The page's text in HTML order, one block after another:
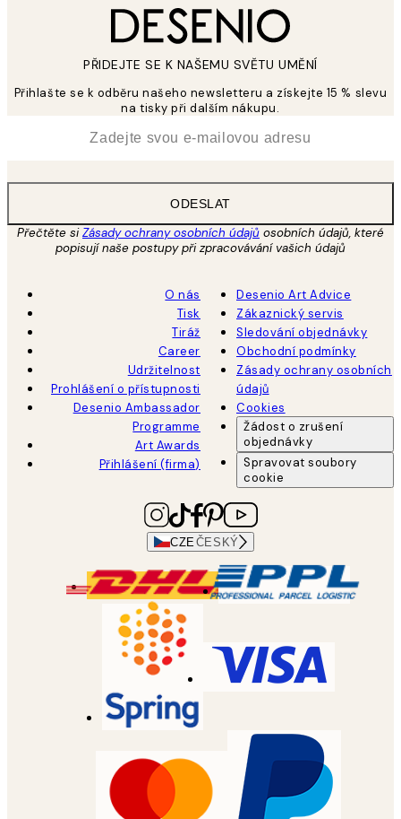
PŘIDEJTE SE K NAŠEMU SVĚTU UMĚNÍ
Přihlašte se k odběru našeho newsletteru a získejte 15 % slevu
na tisky při dalším nákupu.
ODESLAT
Přečtěte siZásady ochrany osobních údajů osobních údajů, které
popisují naše postupy při zpracovávání vašich údajů
O nás
Tisk
Tiráž
Career
Udržitelnost
Prohlášení o přístupnosti
Desenio Ambassador
Programme
Art Awards
Přihlášení (firma)
Desenio Art Advice
Zákaznický servis
Sledování objednávky
Obchodní podmínky
Zásady ochrany osobních
údajů
Cookies
Žádost o zrušení
objednávky
Spravovat soubory
cookie
CZE ČESKÝ